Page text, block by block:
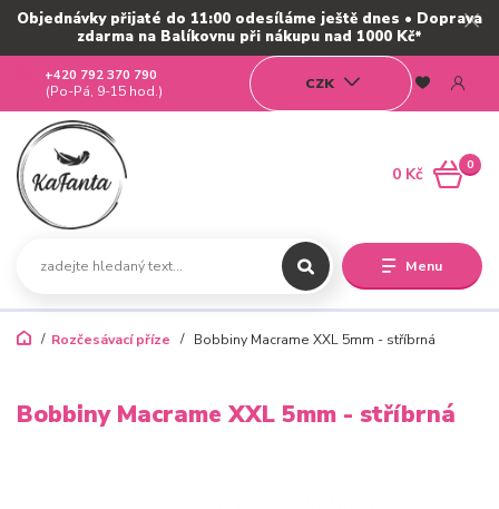
Objednávky přijaté do 11:00 odesíláme ještě dnes • Doprava
zdarma na Balíkovnu při nákupu nad 1000 Kč*
Menu
CZK
+420 792 370 790
(Po-Pá, 9-15 hod.)
0
0 Kč
Rozčesávací příze Bobbiny Macrame XXL 5mm - stříbrná
Bobbiny Macrame XXL 5mm - stříbrná